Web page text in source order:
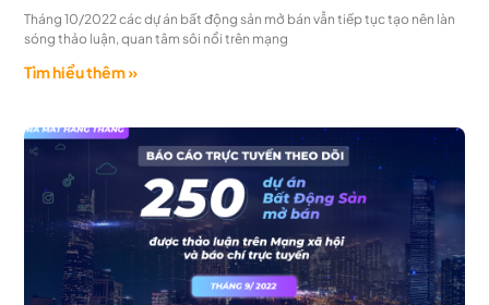
Tháng 10/2022 các dự án bất động sản mở bán vẫn tiếp tục tạo nên làn
sóng thảo luận, quan tâm sôi nổi trên mạng
Tìm hiểu thêm »